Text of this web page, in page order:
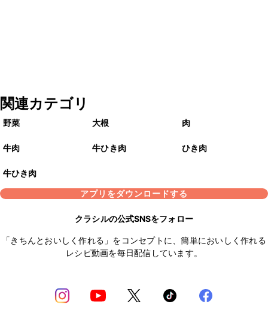
関連カテゴリ
野菜 大根 肉
牛肉 牛ひき肉 ひき肉
牛ひき肉
アプリをダウンロードする
クラシルの公式SNSをフォロー
「きちんとおいしく作れる」をコンセプトに、簡単においしく作れる
レシピ動画を毎日配信しています。